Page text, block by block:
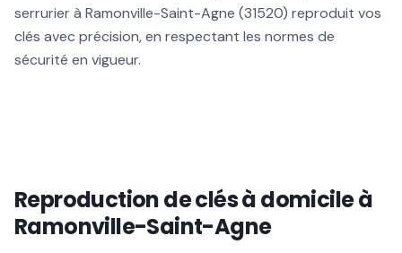
serrurier à Ramonville-Saint-Agne (31520) reproduit vos
clés avec précision, en respectant les normes de
sécurité en vigueur.
Reproduction de clés à domicile à
Ramonville-Saint-Agne